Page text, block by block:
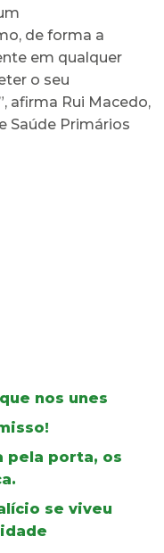
de forma a
em qualquer
o seu
afirma Rui Macedo,
Saúde Primários
nos unes
pela porta, os
se viveu